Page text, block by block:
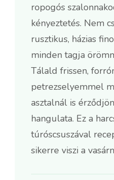
ropogós
kényeztetés. Nem
rusztikus, házias
minden tagja
Tálald frissen,
petrezselyemmel
asztalnál is
hangulata. Ez a
túróscsuszával
sikerre viszi a